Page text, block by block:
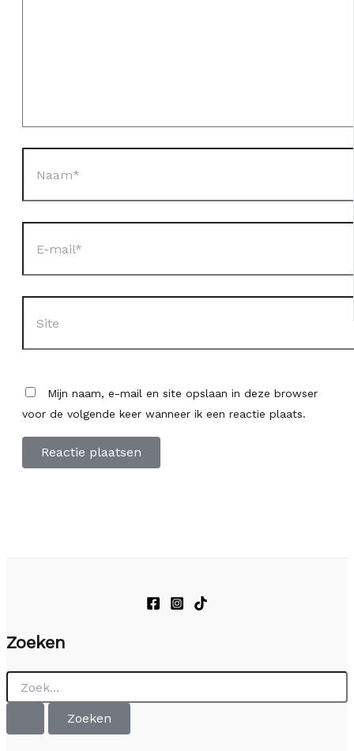
mail*
Mijn naam, e-mail en site opslaan in deze browser
voor de volgende keer wanneer ik een reactie plaats.
Zoeken
Zoek
naar: